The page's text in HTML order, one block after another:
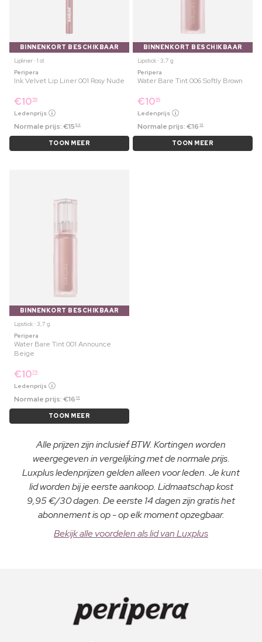
BINNENKORT BESCHIKBAAR
Lipliner ⋅ 1 st
Peripera
Ink Velvet Lip Liner 001 Rosy Nude
€10 59
Ledenprijs
Normale prijs:€15 59
TOON MEER
BINNENKORT BESCHIKBAAR
Lipstick ⋅ 3,7 g
Peripera
Water Bare Tint 006 Softly Brown
€1099
Ledenprijs
Normale prijs:€16 19
TOON MEER
BINNENKORT BESCHIKBAAR
Lipstick ⋅ 3,7 g
Peripera
Water Bare Tint 001 Announce
Beige
€1079
Ledenprijs
Normale prijs:€16 19
TOON MEER
Alle prijzen zijn inclusief BTW. Kortingen worden
weergegeven in vergelijking met de normale prijs.
Luxplus ledenprijzen gelden alleen voor leden. Je kunt
lid worden bij je eerste aankoop. Lidmaatschap kost
9,95 €/30 dagen. De eerste 14 dagen zijn gratis het
abonnement is op - op elk moment opzegbaar.
Bekijk alle voordelen als lid van Luxplus